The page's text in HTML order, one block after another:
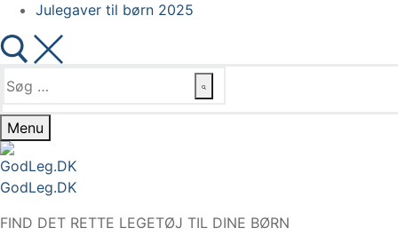
Julegaver til børn 2025
Søg
efter:
Menu
GodLeg.DK
FIND DET RETTE LEGETØJ TIL DINE BØRN